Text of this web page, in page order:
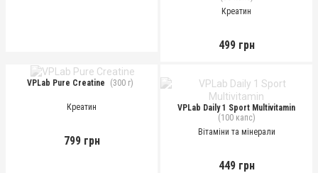
Креатин
499 грн
VPLab Pure Creatine (300 г)
Креатин
799 грн
VPLab Daily 1 Sport Multivitamin
(100 капс)
Вітаміни та мінерали
449 грн